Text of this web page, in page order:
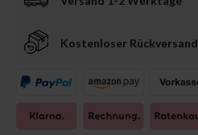
Kostenloser Rückversand